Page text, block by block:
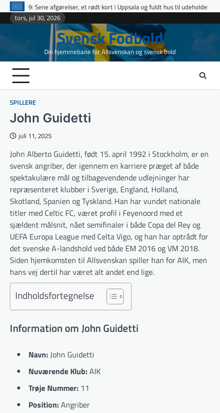
Skip
et rødt kort i Uppsala og fuldt hus til udeholdene i topopgør
Ettan
tors, jul 30, 2026
Svensk Fodbold
Din hjemmebane for Allsvenskan og svensk bold
SPILLERE
John Guidetti
juli 11, 2025
John Alberto Guidetti, født 15. april 1992 i Stockholm, er en
svensk angriber, der igennem en karriere præget af både
spektakulære mål og tilbagevendende udlejninger har
repræsenteret klubber i Sverige, England, Holland,
Skotland, Spanien og Tyskland. Han har vundet nationale
titler med Celtic FC, været profil i Feyenoord med et
sjældent målsnit, nået semifinaler i både Copa del Rey og
UEFA Europa League med Celta Vigo, og han har optrådt for
det svenske A-landshold ved både EM 2016 og VM 2018.
Siden hjemkomsten til Allsvenskan spiller han for AIK, men
hans vej dertil har været alt andet end lige.
Indholdsfortegnelse
Information om John Guidetti
Navn: John Guidetti
Nuværende Klub:AIK
Trøje Nummer: 11
Position:Angriber